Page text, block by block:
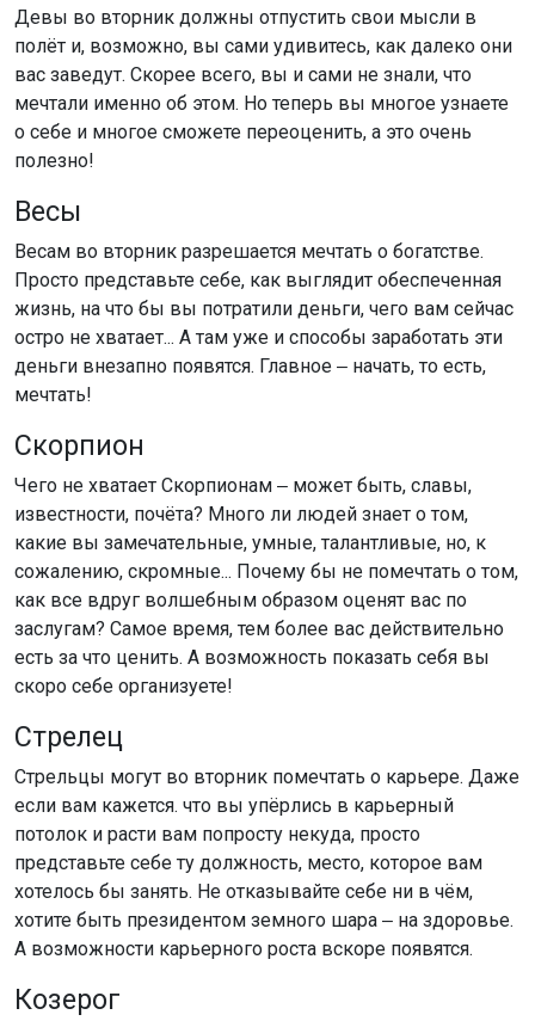
Девы во вторник должны отпустить свои мысли в
полёт и, возможно, вы сами удивитесь, как далеко они
вас заведут. Скорее всего, вы и сами не знали, что
мечтали именно об этом. Но теперь вы многое узнаете
о себе и многое сможете переоценить, а это очень
полезно!
Весы
Весам во вторник разрешается мечтать о богатстве.
Просто представьте себе, как выглядит обеспеченная
жизнь, на что бы вы потратили деньги, чего вам сейчас
остро не хватает... А там уже и способы заработать эти
деньги внезапно появятся. Главное ‒ начать, то есть,
мечтать!
Скорпион
Чего не хватает Скорпионам ‒ может быть, славы,
известности, почёта? Много ли людей знает о том,
какие вы замечательные, умные, талантливые, но, к
сожалению, скромные... Почему бы не помечтать о том,
как все вдруг волшебным образом оценят вас по
заслугам? Самое время, тем более вас действительно
есть за что ценить. А возможность показать себя вы
скоро себе организуете!
Стрелец
Стрельцы могут во вторник помечтать о карьере. Даже
если вам кажется. что вы упёрлись в карьерный
потолок и расти вам попросту некуда, просто
представьте себе ту должность, место, которое вам
хотелось бы занять. Не отказывайте себе ни в чём,
хотите быть президентом земного шара ‒ на здоровье.
А возможности карьерного роста вскоре появятся.
Козерог